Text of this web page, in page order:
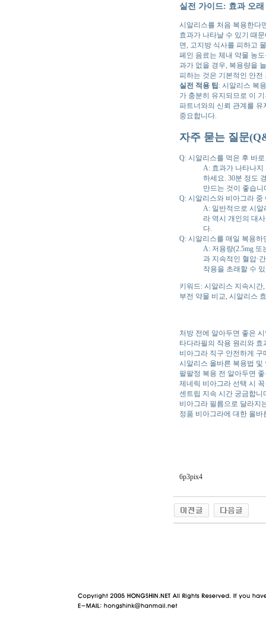
실전 가이드: 효과 오
시알리스를 처음 복용한다
효과가 나타날 수 있기 때
면, 고지방 식사를 피하고
페인 음료는 체내 약물 농
과가 없을 경우, 복용량을
피하는 것은 기본적인 안전
실전 적용 팁: 시알리스 복
가 충분히 유지되므로 이
파트너와의 신뢰 관계를
중요합니다.
자주 묻는 질문
Q: 시알리스를 먹은 후 바
A: 효과가 나타나
하세요. 30분 정도
만드는 것이 좋습니
Q: 시알리스와 비아그라 중
A: 일반적으로 시알
라 역시 개인의 대
다.
Q: 시알리스를 매일 복용하
A: 저용량(2.5mg
과 지속적인 혈압·
작용을 초래할 수
키워드: 시알리스 지속시
부전 약물 비교, 시알리스
처방 전에 알아두면 좋은
타다라필의 작용 원리와 효
비아그라 직구 안전하게 구
시알리스 올바른 복용법 및
팔팔정 복용 전 알아두면
제네릭 비아그라 선택 시
센트립 지속 시간 궁금합니
비아그라 필름으로 달라지
정품 비아그라에 대한 올바
6p3pix4